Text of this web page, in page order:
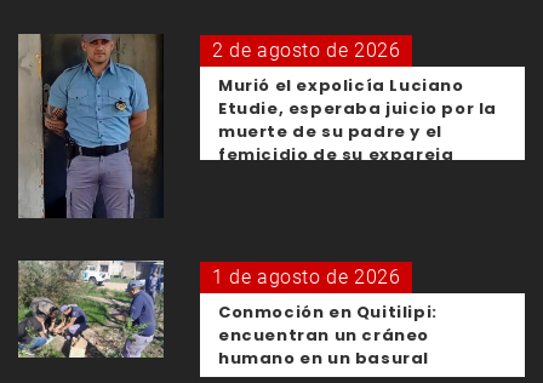
2 de agosto de 2026
Murió el expolicía Luciano
Etudie, esperaba juicio por la
muerte de su padre y el
femicidio de su expareja
1 de agosto de 2026
Conmoción en Quitilipi:
encuentran un cráneo
humano en un basural